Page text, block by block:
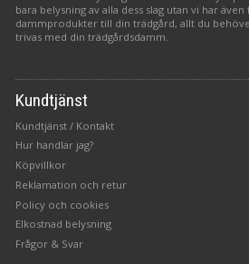
bara belysning av alla dess slag utan vi har
dammprodukter till din trädgård, allt du
trivas med din trädgårdsdamm.
Kundtjänst
Kundtjänst / Kontakt
Hur handlar jag?
Köpvillkor
Reklamation och retur
Policy och cookies
Elkostnad belysning
Frågor & Svar